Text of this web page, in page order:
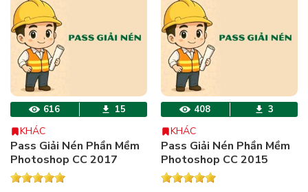
616 15
KHÁC
Pass Giải Nén Phần Mềm
Photoshop CC 2017
408 3
KHÁC
Pass Giải Nén Phần Mềm
Photoshop CC 2015